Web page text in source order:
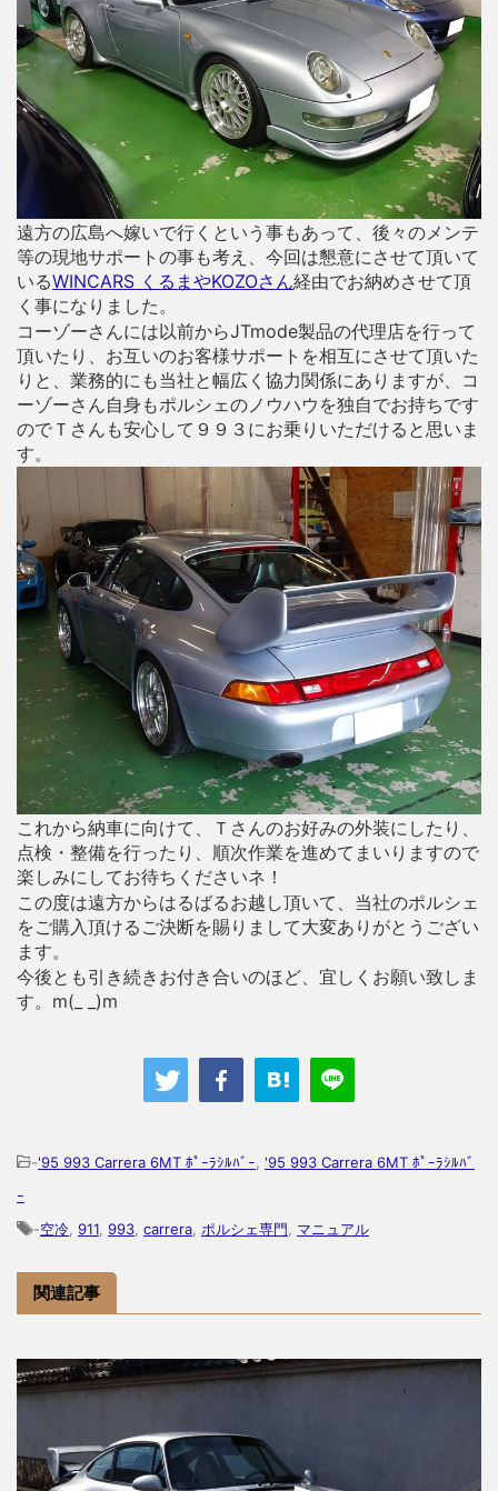
遠方の広島へ嫁いで行くという事もあって、後々のメンテ
等の現地サポートの事も考え、今回は懇意にさせて頂いて
いるWINCARS くるまやKOZOさん経由でお納めさせて頂
く事になりました。
コーゾーさんには以前からJTmode製品の代理店を行って
頂いたり、お互いのお客様サポートを相互にさせて頂いた
りと、業務的にも当社と幅広く協力関係にありますが、コ
ーゾーさん自身もポルシェのノウハウを独自でお持ちです
のでＴさんも安心して９９３にお乗りいただけると思いま
す。
これから納車に向けて、Ｔさんのお好みの外装にしたり、
点検・整備を行ったり、順次作業を進めてまいりますので
楽しみにしてお待ちくださいネ！
この度は遠方からはるばるお越し頂いて、当社のポルシェ
をご購入頂けるご決断を賜りまして大変ありがとうござい
ます。
今後とも引き続きお付き合いのほど、宜しくお願い致しま
す。m(_ _)m
-'95 993 Carrera 6MT ﾎﾟｰﾗｼﾙﾊﾞｰ
'95 993 Carrera 6MT ﾎﾟｰﾗｼﾙﾊﾞ
ｰ
-空冷 911 993 carrera ポルシェ専門 マニュアル
関連記事